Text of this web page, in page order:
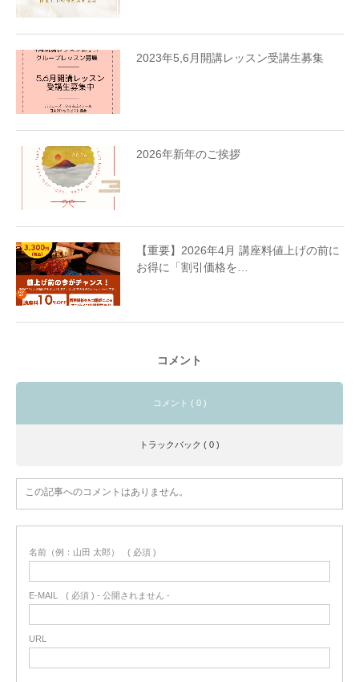
2023年5,6月開講レッスン受講生募集
2026年新年のご挨拶
【重要】2026年4月 講座料値上げの前に
お得に「割引価格を…
コメント
コメント ( 0 )
トラックバック ( 0 )
この記事へのコメントはありません。
名前（例：山田 太郎） ( 必須 )
E-MAIL ( 必須 ) - 公開されません -
URL